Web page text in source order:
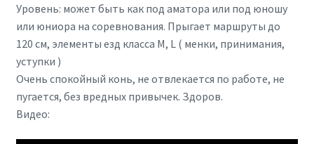
Уровень: может быть как под аматора или под юношу
или юниора на соревнования. Прыгает маршруты до
120 см, элементы езд класса М, L ( менки, принимания,
уступки )
Очень спокойный конь, не отвлекается по работе, не
пугается, без вредных привычек. Здоров.
Видео: